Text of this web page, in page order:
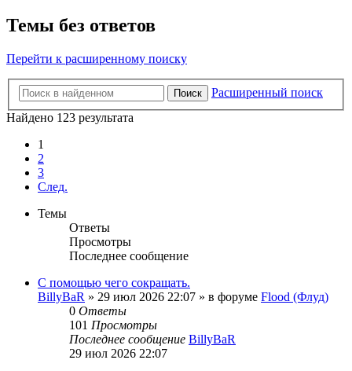
Темы без ответов
Перейти к расширенному поиску
Поиск
Расширенный поиск
Найдено 123 результата
1
2
3
След.
Темы
Ответы
Просмотры
Последнее сообщение
С помощью чего сокращать.
BillyBaR » 29 июл 2026 22:07 » в форуме Flood (Флуд)
0 Ответы
101 Просмотры
Последнее сообщение BillyBaR
29 июл 2026 22:07